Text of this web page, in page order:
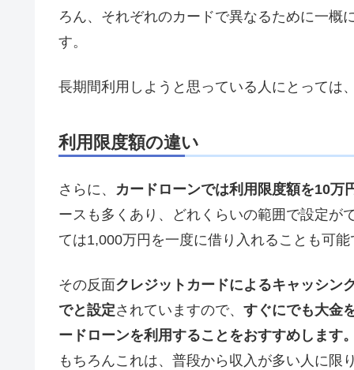
ろん、それぞれのカードで異なるために一概
す。
長期間利用しようと思っている人にとっては
利用限度額の違い
さらに、 カードローンでは利用限度額を10万
ースも多くあり、どれくらいの範囲で設定が
ては1,000万円を一度に借り入れることも可能
その反面クレジットカードによるキャッシン
でと設定されていますので、 すぐにでも大金
ードローンを利用することをおすすめします。
もちろんこれは、普段から収入が多い人に限